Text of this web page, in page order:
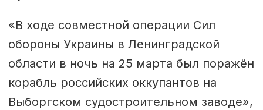
«В ходе совместной операции Сил
обороны Украины в Ленинградской
области в ночь на 25 марта был поражён
корабль российских оккупантов на
Выборгском судостроительном заводе»,